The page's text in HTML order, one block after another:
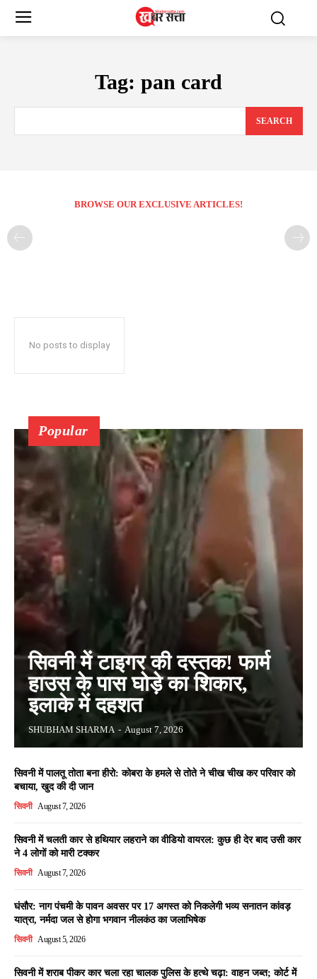
Tag: pan card
SEARCH
BROWSE OUR EXCLUSIVE ARTICLES!
No posts to display
Popular
सिवनी में टाइगर की दस्तक! फार्म
हाउस के पास घोड़े का शिकार,
इलाके में दहशत
SHUBHAM SHARMA - August 7, 2026
सिवनी में पालतू तोता बना हीरो: कोबरा के हमले से तोते ने चीख चीख कर परिवार को
बचाया, खुद की दी जान
सिवनी August 7, 2026
सिवनी में चलती कार से हथियार लहराने का वीडियो वायरल: कुछ ही देर बाद उसी कार
ने 4 लोगों को मारी टक्कर
सिवनी August 7, 2026
घंसौर: नाग पंचमी के पावन अवसर पर 17 अगस्त को निकलेगी भव्य सनातन कांवड़
यात्रा, नर्मदा जल से होगा भगवान नीलकंठ का जलाभिषेक
सिवनी August 5, 2026
सिवनी में शराब पीकर कार चला रहा चालक पुलिस के हत्थे चढ़ा: वाहन जब्त; कोर्ट में